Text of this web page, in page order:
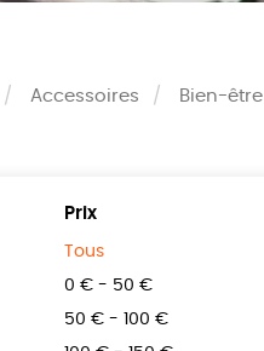
Accessoires Bien-être
Prix
Tous
0 € - 50 €
50 € - 100 €